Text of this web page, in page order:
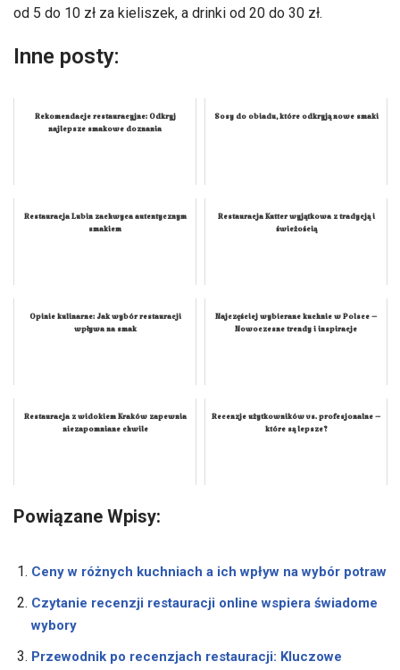
od 5 do 10 zł za kieliszek, a drinki od 20 do 30 zł.
Inne posty:
Rekomendacje restauracyjne: Odkryj
najlepsze smakowe doznania
Sosy do obiadu, które odkryją nowe smaki
Restauracja Lubin zachwyca autentycznym
smakiem
Restauracja Kutter wyjątkowa z tradycją i
świeżością
Opinie kulinarne: Jak wybór restauracji
wpływa na smak
Najczęściej wybierane kuchnie w Polsce –
Nowoczesne trendy i inspiracje
Restauracja z widokiem Kraków zapewnia
niezapomniane chwile
Recenzje użytkowników vs. profesjonalne –
które są lepsze?
Powiązane Wpisy:
Ceny w różnych kuchniach a ich wpływ na wybór potraw
Czytanie recenzji restauracji online wspiera świadome
wybory
Przewodnik po recenzjach restauracji: Kluczowe